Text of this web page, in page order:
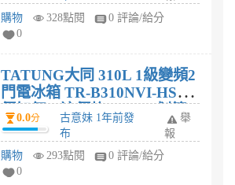
購物
328點閱
0 評論/給分
0
TATUNG大同 310L 1級變頻2
門電冰箱 TR-B310NVI-HS評
價如何，這價格$17,900划算
嗎?
0.0分
古意妹 1年前發
布
舉
報
購物
293點閱
0 評論/給分
0